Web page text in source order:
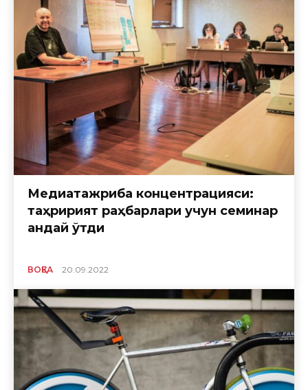
Медиатажриба концентрацияси:
таҳририят раҳбарлари учун семинар
қандай ўтди
ВОҚЕА 20.09.2022